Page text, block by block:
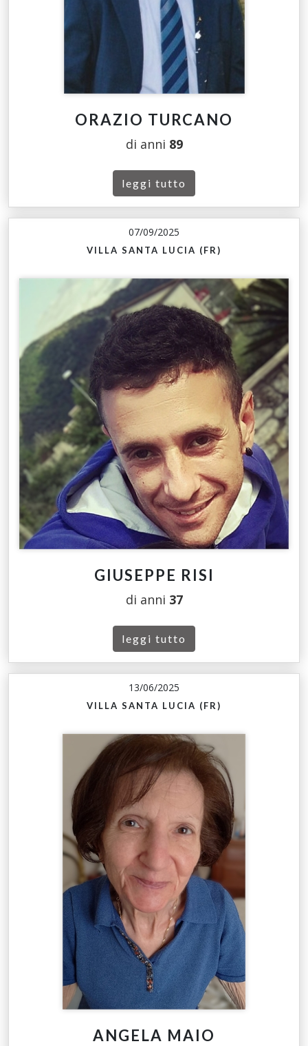
ORAZIO TURCANO
di anni 89
leggi tutto
07/09/2025
VILLA SANTA LUCIA (FR)
GIUSEPPE RISI
di anni 37
leggi tutto
13/06/2025
VILLA SANTA LUCIA (FR)
ANGELA MAIO